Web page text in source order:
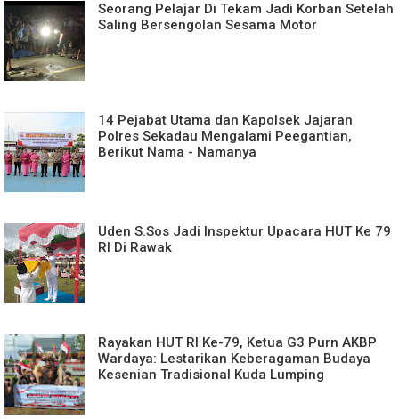
Seorang Pelajar Di Tekam Jadi Korban Setelah
Saling Bersengolan Sesama Motor
14 Pejabat Utama dan Kapolsek Jajaran
Polres Sekadau Mengalami Peegantian,
Berikut Nama - Namanya
Uden S.Sos Jadi Inspektur Upacara HUT Ke 79
RI Di Rawak
Rayakan HUT RI Ke-79, Ketua G3 Purn AKBP
Wardaya: Lestarikan Keberagaman Budaya
Kesenian Tradisional Kuda Lumping